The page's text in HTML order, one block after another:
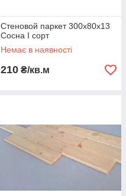
Стеновой паркет 300х80х13
Сосна І сорт
Немає в наявності
210 ₴/кв.м